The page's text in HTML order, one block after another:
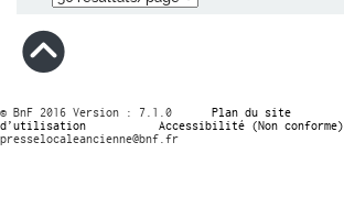
© BnF 2016 Version : 7.1.0 Plan du site
d’utilisation
Accessibilité (Non conforme)
presselocaleancienne@bnf.fr